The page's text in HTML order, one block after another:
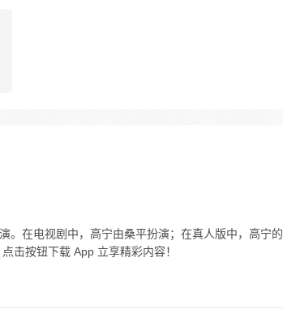
。在电视剧中，高宁由桑平扮演；在真人版中，高宁的
击按钮下载 App 立享精彩内容！